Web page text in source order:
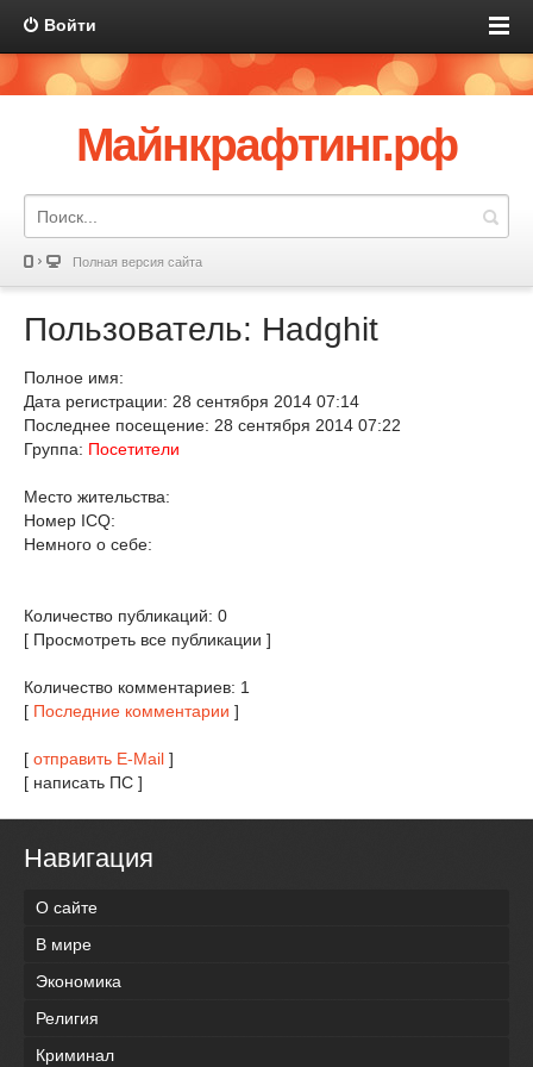
Войти
Майнкрафтинг.рф
Полная версия сайта
Пользователь: Hadghit
Полное имя:
Дата регистрации: 28 сентября 2014 07:14
Последнее посещение: 28 сентября 2014 07:22
Группа: Посетители
Место жительства:
Номер ICQ:
Немного о себе:
Количество публикаций: 0
[ Просмотреть все публикации ]
Количество комментариев: 1
[ Последние комментарии ]
[ отправить E-Mail ]
[ написать ПС ]
Навигация
О сайте
В мире
Экономика
Религия
Криминал